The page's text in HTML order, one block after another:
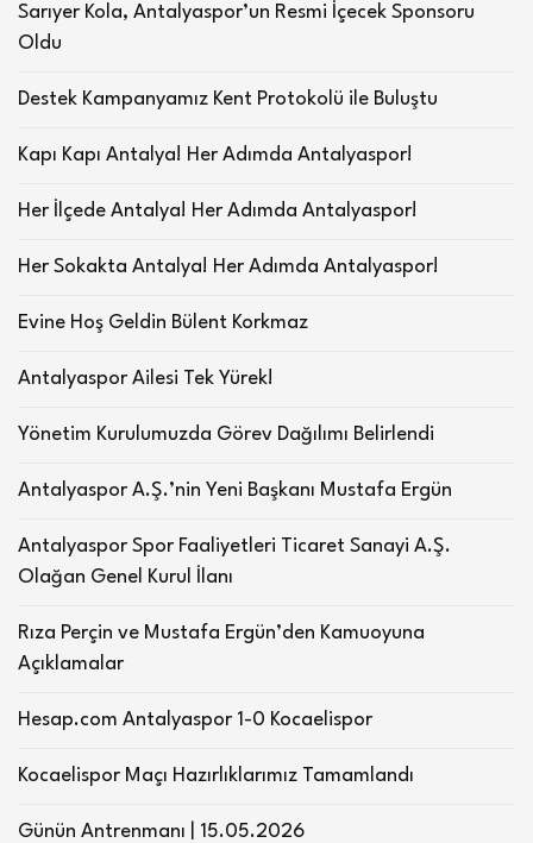
Sarıyer Kola, Antalyaspor’un Resmi İçecek Sponsoru
Oldu
Destek Kampanyamız Kent Protokolü ile Buluştu
Kapı Kapı Antalya! Her Adımda Antalyaspor!
Her İlçede Antalya! Her Adımda Antalyaspor!
Her Sokakta Antalya! Her Adımda Antalyaspor!
Evine Hoş Geldin Bülent Korkmaz
Antalyaspor Ailesi Tek Yürek!
Yönetim Kurulumuzda Görev Dağılımı Belirlendi
Antalyaspor A.Ş.’nin Yeni Başkanı Mustafa Ergün
Antalyaspor Spor Faaliyetleri Ticaret Sanayi A.Ş.
Olağan Genel Kurul İlanı
Rıza Perçin ve Mustafa Ergün’den Kamuoyuna
Açıklamalar
Hesap.com Antalyaspor 1-0 Kocaelispor
Kocaelispor Maçı Hazırlıklarımız Tamamlandı
Günün Antrenmanı | 15.05.2026